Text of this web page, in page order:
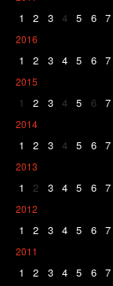
1 2 3 4 5 6 7
2016
1 2 3 4 5 6 7
2015
1 2 3 4 5 6 7
2014
1 2 3 4 5 6 7
2013
1 2 3 4 5 6 7
2012
1 2 3 4 5 6 7
2011
1 2 3 4 5 6 7